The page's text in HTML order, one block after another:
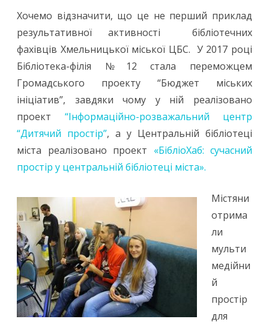
Хочемо відзначити, що це не перший приклад
результативної активності бібліотечних
фахівців Хмельницької міської ЦБС. У 2017 році
Бібліотека-філія №12 стала переможцем
Громадського проекту “Бюджет міських
ініціатив”, завдяки чому у ній реалізовано
проект “Інформаційно-розважальний центр
“Дитячий простір”, а у Центральній бібліотеці
міста реалізовано проект «БібліоХаб: сучасний
простір у центральній бібліотеці міста».
Містяни
отрима
ли
мульти
медійни
й
простір
для